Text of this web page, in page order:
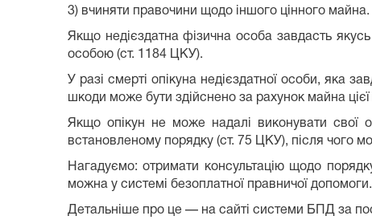
3) вчиняти правочини щодо іншого цінного майна.
Якщо недієздатна фізична особа завдасть
особою (ст. 1184 ЦКУ).
У разі смерті опікуна недієздатної особи, яка
шкоди може бути здійснено за рахунок майна цієї
Якщо опікун не може надалі виконувати свої
встановленому порядку (ст. 75 ЦКУ), після чого
Нагадуємо: отримати консультацію щодо
можна у системі безоплатної правничої допомоги.
Детальніше про це — на сайті системи БПД за